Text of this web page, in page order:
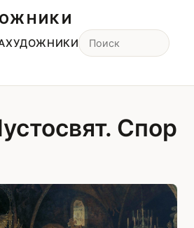
ХУДОЖНИКИ
Спор